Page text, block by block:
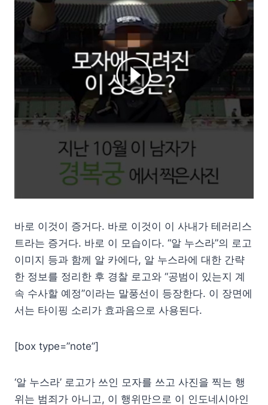
바로 이것이 증거다. 바로 이것이 이 사내가 테러리스
트라는 증거다. 바로 이 모습이다. “알 누스라”의 로고
이미지 등과 함께 알 카에다, 알 누스라에 대한 간략
한 정보를 정리한 후 경찰 로고와 “공범이 있는지 계
속 수사할 예정”이라는 말풍선이 등장한다. 이 장면에
서는 타이핑 소리가 효과음으로 사용된다.
[box type=”note”]
‘알 누스라’ 로고가 쓰인 모자를 쓰고 사진을 찍는 행
위는 범죄가 아니고, 이 행위만으로 이 인도네시아인